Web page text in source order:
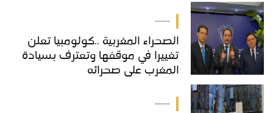
-----
الصحراء المغربية ..كولومبيا تعلن
تغييرا في موقفها وتعترف بسيادة
المغرب على صحرائه
-----